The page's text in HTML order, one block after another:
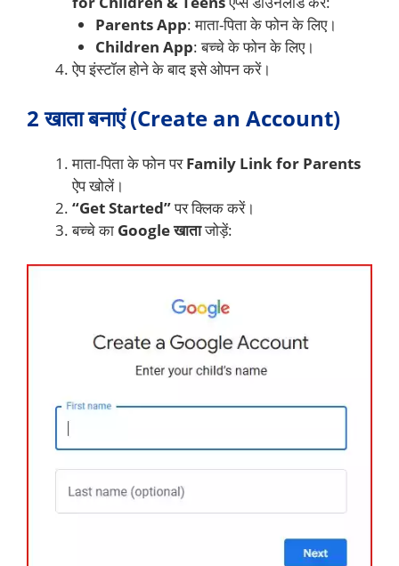
Parents App: माता-पिता के फोन के लिए।
Children App: बच्चे के फोन के लिए।
ऐप इंस्टॉल होने के बाद इसे ओपन करें।
2 खाता बनाएं (Create an Account)
माता-पिता के फोन परFamily Link for Parents
ऐप खोलें।
“Get Started”पर क्लिक करें।
बच्चे का Google खाताजोड़ें: